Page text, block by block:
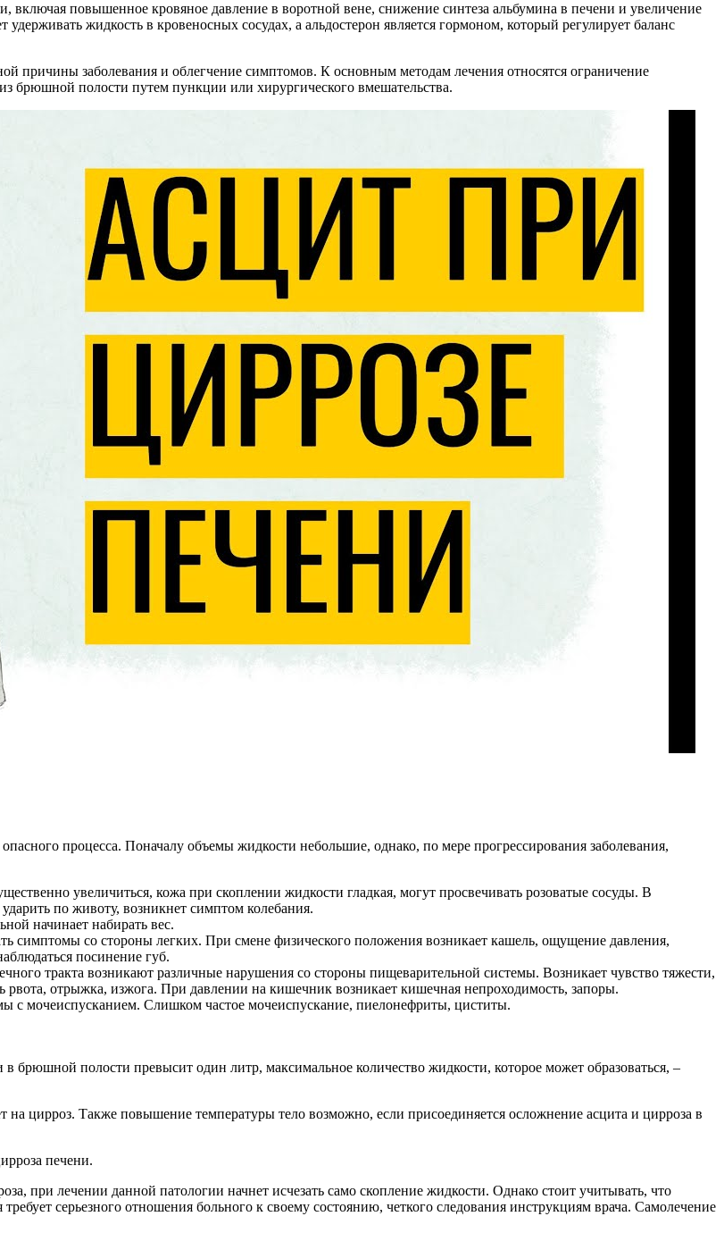
повышенное кровяное давление в воротной вене, снижение синтеза альбумина в печени и увеличение
жидкость в кровеносных сосудах, а альдостерон является гормоном, который регулирует баланс
причины заболевания и облегчение симптомов. К основным методам лечения относятся ограничение
брюшной полости путем пункции или хирургического вмешательства.
процесса. Поначалу объемы жидкости небольшие, однако, по мере прогрессирования заболевания,
увеличиться, кожа при скоплении жидкости гладкая, могут просвечивать розоватые сосуды. В
по животу, возникнет симптом колебания.
начинает набирать вес.
симптомы со стороны легких. При смене физического положения возникает кашель, ощущение давления,
посинение губ.
тракта возникают различные нарушения со стороны пищеварительной системы. Возникает чувство тяжести,
отрыжка, изжога. При давлении на кишечник возникает кишечная непроходимость, запоры.
с мочеиспусканием. Слишком частое мочеиспускание, пиелонефриты, циститы.
брюшной полости превысит один литр, максимальное количество жидкости, которое может образоваться, –
цирроз. Также повышение температуры тело возможно, если присоединяется осложнение асцита и цирроза в
печени.
при лечении данной патологии начнет исчезать само скопление жидкости. Однако стоит учитывать, что
серьезного отношения больного к своему состоянию, четкого следования инструкциям врача. Самолечение